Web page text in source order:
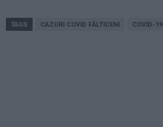
TAGS CAZURI COVID FĂLTICENI COVID-19